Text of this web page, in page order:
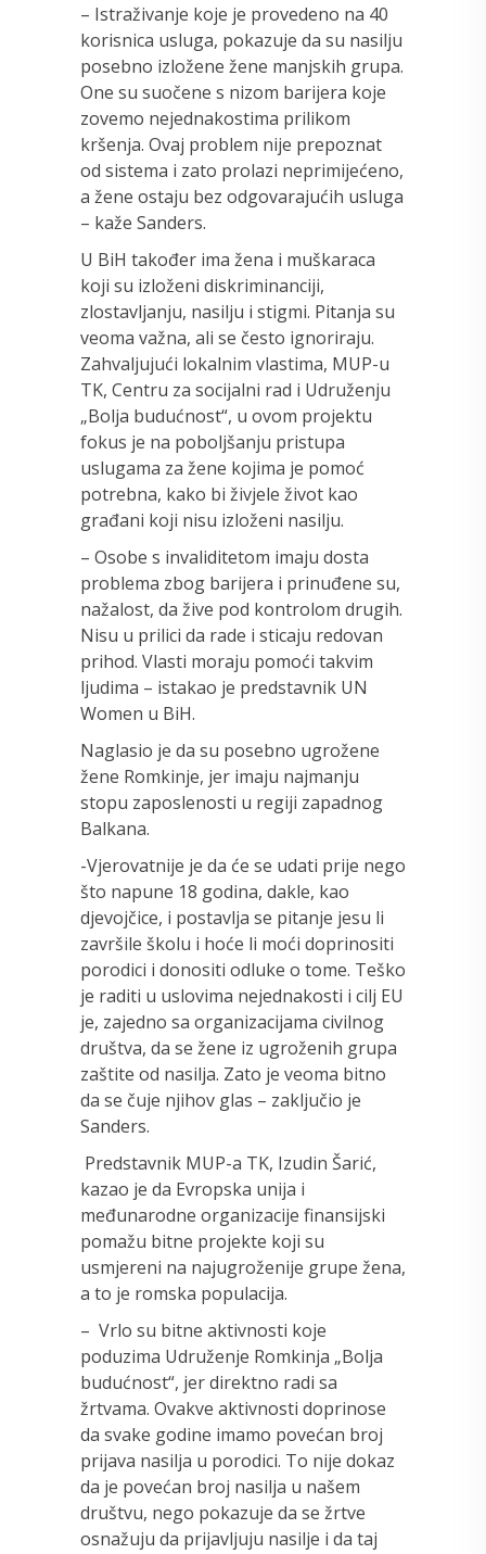
– Istraživanje koje je provedeno na 40
korisnica usluga, pokazuje da su nasilju
posebno izložene žene manjskih grupa.
One su suočene s nizom barijera koje
zovemo nejednakostima prilikom
kršenja. Ovaj problem nije prepoznat
od sistema i zato prolazi neprimijećeno,
a žene ostaju bez odgovarajućih usluga
– kaže Sanders.
U BiH također ima žena i muškaraca
koji su izloženi diskriminanciji,
zlostavljanju, nasilju i stigmi. Pitanja su
veoma važna, ali se često ignoriraju.
Zahvaljujući lokalnim vlastima, MUP-u
TK, Centru za socijalni rad i Udruženju
„Bolja budućnost“, u ovom projektu
fokus je na poboljšanju pristupa
uslugama za žene kojima je pomoć
potrebna, kako bi živjele život kao
građani koji nisu izloženi nasilju.
– Osobe s invaliditetom imaju dosta
problema zbog barijera i prinuđene su,
nažalost, da žive pod kontrolom drugih.
Nisu u prilici da rade i sticaju redovan
prihod. Vlasti moraju pomoći takvim
ljudima – istakao je predstavnik UN
Women u BiH.
Naglasio je da su posebno ugrožene
žene Romkinje, jer imaju najmanju
stopu zaposlenosti u regiji zapadnog
Balkana.
-Vjerovatnije je da će se udati prije nego
što napune 18 godina, dakle, kao
djevojčice, i postavlja se pitanje jesu li
završile školu i hoće li moći doprinositi
porodici i donositi odluke o tome. Teško
je raditi u uslovima nejednakosti i cilj EU
je, zajedno sa organizacijama civilnog
društva, da se žene iz ugroženih grupa
zaštite od nasilja. Zato je veoma bitno
da se čuje njihov glas – zaključio je
Sanders.
Predstavnik MUP-a TK, Izudin Šarić,
kazao je da Evropska unija i
međunarodne organizacije finansijski
pomažu bitne projekte koji su
usmjereni na najugroženije grupe žena,
a to je romska populacija.
– Vrlo su bitne aktivnosti koje
poduzima Udruženje Romkinja „Bolja
budućnost“, jer direktno radi sa
žrtvama. Ovakve aktivnosti doprinose
da svake godine imamo povećan broj
prijava nasilja u porodici. To nije dokaz
da je povećan broj nasilja u našem
društvu, nego pokazuje da se žrtve
osnažuju da prijavljuju nasilje i da taj